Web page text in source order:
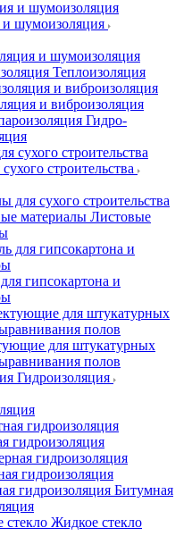
и шумоизоляция
и шумоизоляция
Теплоизоляция
и виброизоляция
Гидро-
строительства
для сухого строительства
Листовые
гипсокартона и
для штукатурных
полов
Гидроизоляция
гидроизоляция
гидроизоляция
Битумная
Жидкое стекло